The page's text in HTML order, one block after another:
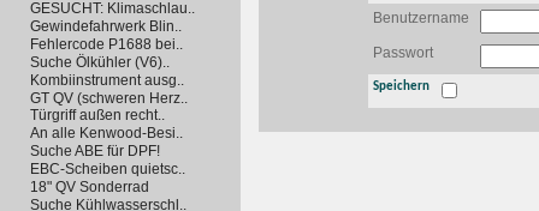
GESUCHT: Klimaschlau..
Gewindefahrwerk Blin..
Fehlercode P1688 bei..
Suche Ölkühler (V6)..
Kombiinstrument ausg..
GT QV (schweren Herz..
Türgriff außen recht..
An alle Kenwood-Besi..
Suche ABE für DPF!
EBC-Scheiben quietsc..
18" QV Sonderrad
Suche Kühlwasserschl..
Benutzername
Passwort
Speichern